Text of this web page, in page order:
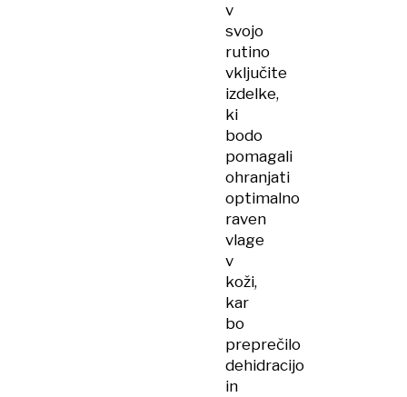
v
svojo
rutino
vključite
izdelke,
ki
bodo
pomagali
ohranjati
optimalno
raven
vlage
v
koži,
kar
bo
preprečilo
dehidracijo
in